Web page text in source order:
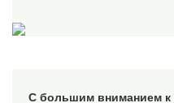
С большим вниманием к